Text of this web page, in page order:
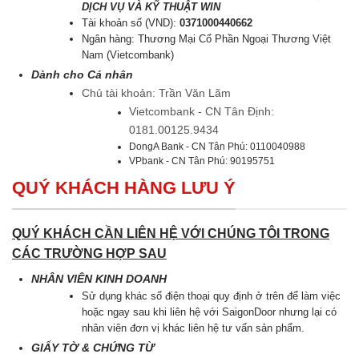
DỊCH VỤ VÀ KỸ THUẬT WIN
Tài khoản số (VND):0371000440662
Ngân hàng: Thương Mại Cổ Phần Ngoại Thương Việt
Nam (Vietcombank)
Dành cho Cá nhân
Chủ tài khoản: Trần Văn Lãm
Vietcombank - CN Tân Định:
0181.00125.9434
DongA Bank - CN Tân Phú: 0110040988
VPbank - CN Tân Phú: 90195751
QUÝ KHÁCH HÀNG LƯU Ý
QUÝ KHÁCH CẦN LIÊN HỆ VỚI CHÚNG TÔI TRONG
CÁC TRƯỜNG HỢP SAU
NHÂN VIÊN KINH DOANH
Sử dụng khác số điện thoại quy định ở trên để làm việc
hoặc ngay sau khi liên hệ với SaigonDoor nhưng lại có
nhân viên đơn vị khác liên hệ tư vấn sản phẩm.
GIẤY TỜ & CHỨNG TỪ